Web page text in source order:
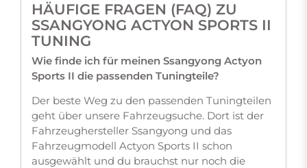
HÄUFIGE FRAGEN (FAQ) ZU
SSANGYONG ACTYON SPORTS II
TUNING
Wie finde ich für meinen Ssangyong Actyon
Sports II die passenden Tuningteile?
Der beste Weg zu den passenden Tuningteilen
geht über unsere Fahrzeugsuche. Dort ist der
Fahrzeughersteller Ssangyong und das
Fahrzeugmodell Actyon Sports II schon
ausgewählt und du brauchst nur noch die